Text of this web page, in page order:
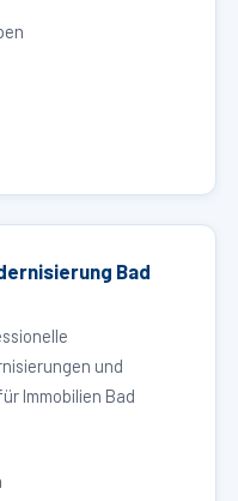
Bad
und
Immobilien Bad